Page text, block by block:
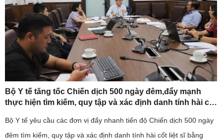
Bộ Y tế tăng tốc Chiến dịch 500 ngày đêm,đẩy mạnh
thực hiện tìm kiếm, quy tập và xác định danh tính hài cốt
Bộ Y tế yêu cầu các đơn vị đẩy nhanh tiến độ Chiến dịch 500 ngày
đêm tìm kiếm, quy tập và xác định danh tính hài cốt liệt sĩ bằng